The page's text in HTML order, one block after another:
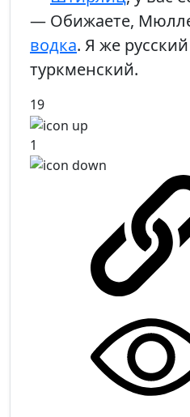
— Обижаете,
водка. Я же
туркменский.
19
1